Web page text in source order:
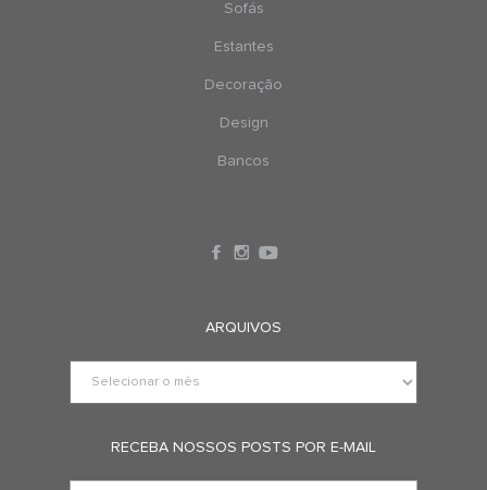
Sofás
Estantes
Decoração
Design
Bancos
ARQUIVOS
RECEBA NOSSOS POSTS POR E-MAIL